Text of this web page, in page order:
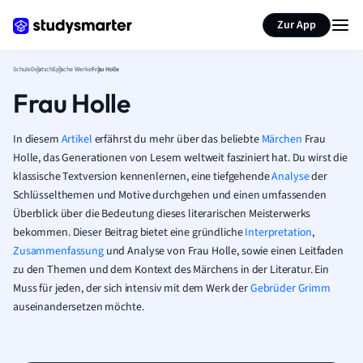
Zur App
SchuleDeutschEpische WerkeFrau Holle
Frau Holle
In diesem Artikel erfährst du mehr über das beliebte Märchen Frau
Holle, das Generationen von Lesern weltweit fasziniert hat. Du wirst die
klassische Textversion kennenlernen, eine tiefgehendeAnalyseder
Schlüsselthemen und Motive durchgehen und einen umfassenden
Überblick über die Bedeutung dieses literarischen Meisterwerks
bekommen. Dieser Beitrag bietet eine gründlicheInterpretation,
Zusammenfassungund Analyse von Frau Holle, sowie einen Leitfaden
zu den Themen und dem Kontext des Märchens in der Literatur. Ein
Muss für jeden, der sich intensiv mit dem Werk derGebrüder Grimm
auseinandersetzen möchte.
Seite zusammenfassen